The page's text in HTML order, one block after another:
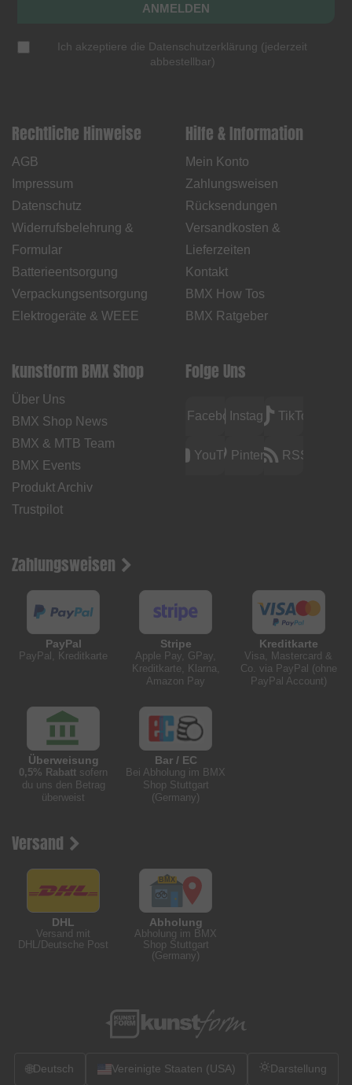
ANMELDEN
Ich akzeptiere die Datenschutzerklärung (jederzeit
abbestellbar)
Rechtliche Hinweise
AGB
Impressum
Datenschutz
Widerrufsbelehrung &
Formular
Batterieentsorgung
Verpackungsentsorgung
Elektrogeräte & WEEE
Hilfe & Information
Mein Konto
Zahlungsweisen
Rücksendungen
Versandkosten &
Lieferzeiten
Kontakt
BMX How Tos
BMX Ratgeber
kunstform BMX Shop
Über Uns
BMX Shop News
BMX & MTB Team
BMX Events
Produkt Archiv
Trustpilot
Folge Uns
FacebookInstagramTikTok
YouTubePinterest RSS
Zahlungsweisen
PayPal
PayPal, Kreditkarte
Stripe
Apple Pay, GPay,
Kreditkarte, Klarna,
Amazon Pay
Kreditkarte
Visa, Mastercard &
Co. via PayPal (ohne
PayPal Account)
Überweisung
0,5% Rabatt sofern
du uns den Betrag
überweist
Bar / EC
Bei Abholung im BMX
Shop Stuttgart
(Germany)
Versand
DHL
Versand mit
DHL/Deutsche Post
Abholung
Abholung im BMX
Shop Stuttgart
(Germany)
🌐Deutsch Vereinigte Staaten (USA) Darstellung